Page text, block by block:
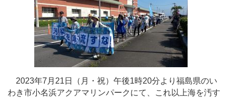
2023年7月21日（月・祝）午後1時20分より福島県のい
わき市小名浜アクアマリンパークにて、これ以上海を汚す